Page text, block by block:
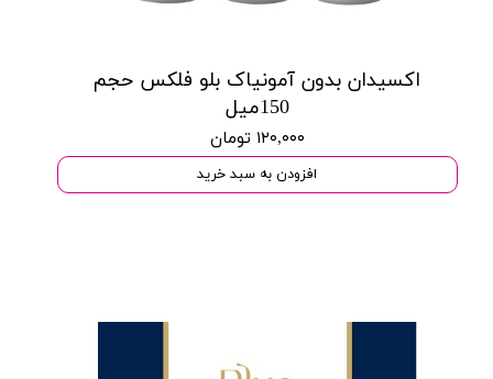
اکسیدان بدون آمونیاک بلو فلکس حجم
150میل
۱۲۰,۰۰۰ تومان
افزودن به سبد خرید